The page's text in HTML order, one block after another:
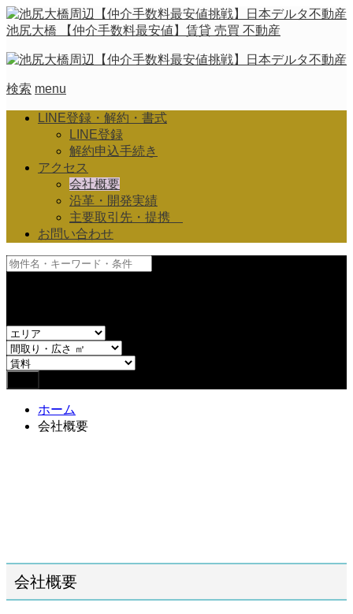
池尻大橋 【仲介手数料最安値】賃貸 売買 不動産
検索 menu
LINE登録・解約・書式
LINE登録
解約申込手続き
アクセス
会社概要
沿革・開発実績
主要取引先・提携
お問い合わせ
ホーム
会社概要
会社概要